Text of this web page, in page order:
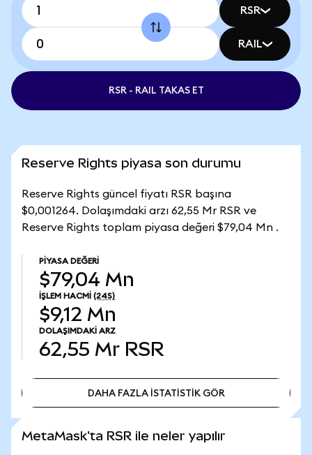
RSR
RAIL
RSR - RAIL TAKAS ET
Reserve Rights piyasa son durumu
Reserve Rights güncel fiyatı RSR başına
$0,001264. Dolaşımdaki arzı 62,55 Mr RSR ve
Reserve Rights toplam piyasa değeri $79,04 Mn .
PIYASA DEĞERI
$79,04 Mn
İŞLEM HACMI (24S)
$9,12 Mn
DOLAŞIMDAKI ARZ
62,55 Mr RSR
DAHA FAZLA İSTATİSTİK GÖR
MetaMask'ta RSR ile neler yapılır